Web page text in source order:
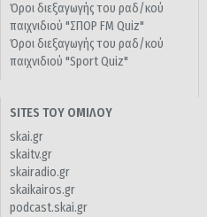
Όροι διεξαγωγής του ραδ/κού
παιχνιδιού "ΣΠΟΡ FM Quiz"
Όροι διεξαγωγής του ραδ/κού
παιχνιδιού "Sport Quiz"
SITES ΤΟΥ ΟΜΙΛΟΥ
skai.gr
skaitv.gr
skairadio.gr
skaikairos.gr
podcast.skai.gr